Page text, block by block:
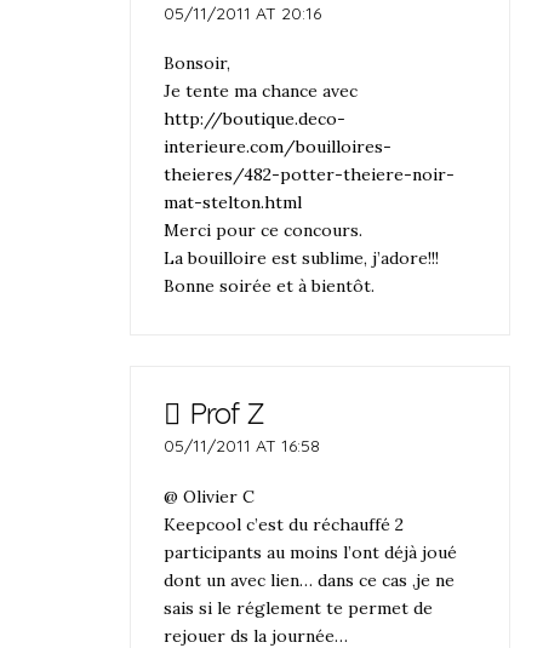
05/11/2011 AT 20:16
Bonsoir,
Je tente ma chance avec
http://boutique.deco-
interieure.com/bouilloires-
theieres/482-potter-theiere-noir-
mat-stelton.html
Merci pour ce concours.
La bouilloire est sublime, j’adore!!!
Bonne soirée et à bientôt.
Prof Z
05/11/2011 AT 16:58
@ Olivier C
Keepcool c’est du réchauffé 2
participants au moins l’ont déjà joué
dont un avec lien… dans ce cas ,je ne
sais si le réglement te permet de
rejouer ds la journée…